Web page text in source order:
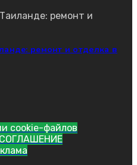
ремонт и отделка в
cookie-файлов